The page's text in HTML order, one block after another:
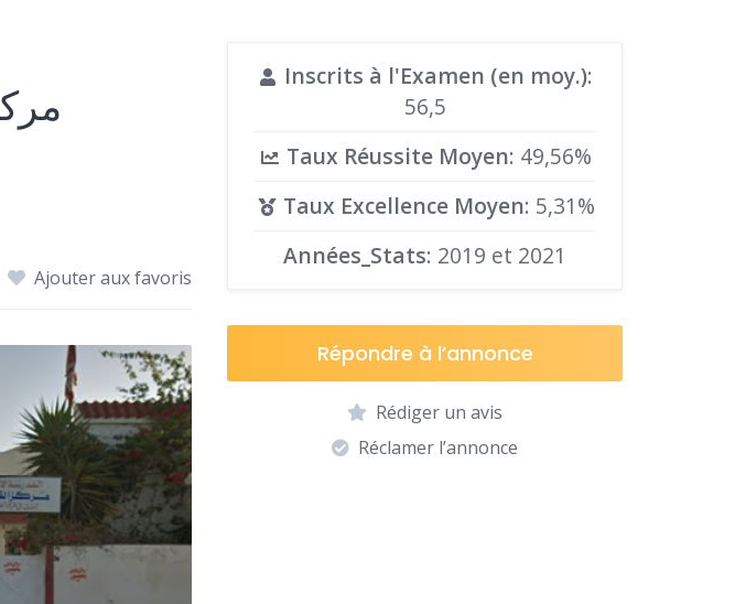
Ajouter aux favoris
Inscrits à l'Examen (en moy.):
56,5
Taux Réussite Moyen: 49,56%
Taux Excellence Moyen: 5,31%
Années_Stats: 2019 et 2021
Répondre à l’annonce
Rédiger un avis
Réclamer l’annonce